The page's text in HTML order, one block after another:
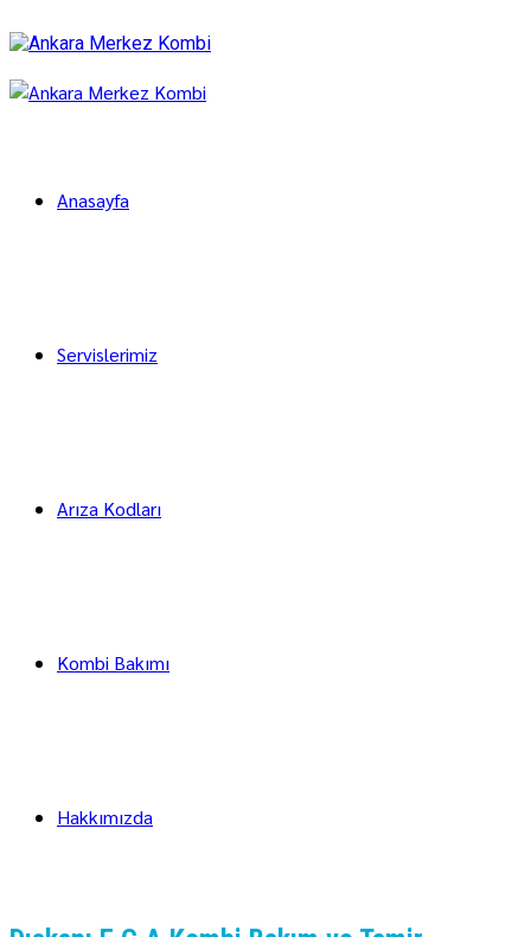
Anasayfa
Servislerimiz
Arıza Kodları
Kombi Bakımı
Hakkımızda